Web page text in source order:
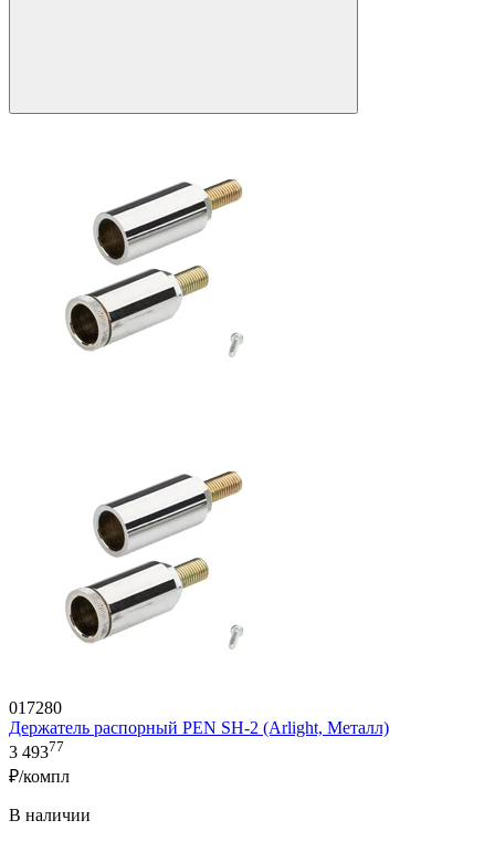
017280
Держатель распорный PEN SH-2 (Arlight, Металл)
3 49377
₽/компл
В наличии